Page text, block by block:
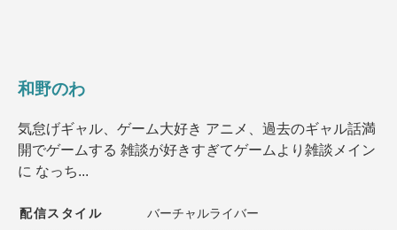
和野のわ
気怠げギャル、ゲーム大好き アニメ、過去のギャル話満
開でゲームする 雑談が好きすぎてゲームより雑談メイン
に なっち...
配信スタイル バーチャルライバー